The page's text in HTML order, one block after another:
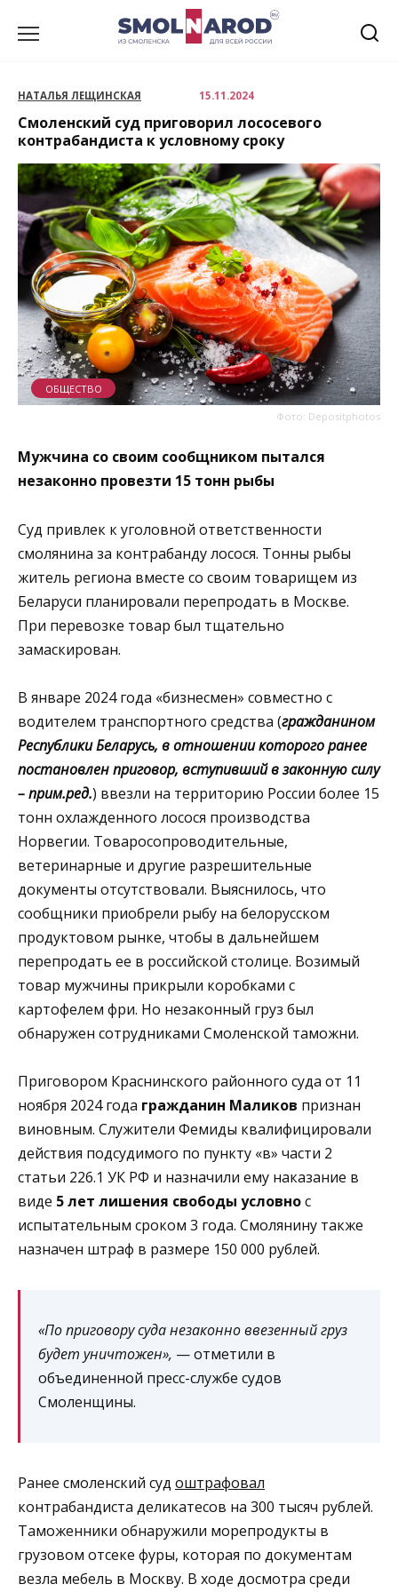
НАТАЛЬЯ ЛЕЩИНСКАЯ 15.11.2024
Смоленский суд приговорил лососевого
контрабандиста к условному сроку
Фото: Depositphotos
ОБЩЕСТВО
Мужчина со своим сообщником пытался
незаконно провезти 15 тонн рыбы
Суд привлек к уголовной ответственности
смолянина за контрабанду лосося. Тонны рыбы
житель региона вместе со своим товарищем из
Беларуси планировали перепродать в Москве.
При перевозке товар был тщательно
замаскирован.
В январе 2024 года «бизнесмен» совместно с
водителем транспортного средства (гражданином
Республики Беларусь, в отношении которого ранее
постановлен приговор, вступивший в законную силу
– прим.ред.) ввезли на территорию России более 15
тонн охлажденного лосося производства
Норвегии. Товаросопроводительные,
ветеринарные и другие разрешительные
документы отсутствовали. Выяснилось, что
сообщники приобрели рыбу на белорусском
продуктовом рынке, чтобы в дальнейшем
перепродать ее в российской столице. Возимый
товар мужчины прикрыли коробками с
картофелем фри. Но незаконный груз был
обнаружен сотрудниками Смоленской таможни.
Приговором Краснинского районного суда от 11
ноября 2024 года гражданин Маликов признан
виновным. Служители Фемиды квалифицировали
действия подсудимого по пункту «в» части 2
статьи 226.1 УК РФ и назначили ему наказание в
виде 5 лет лишения свободы условнос
испытательным сроком 3 года. Смолянину также
назначен штраф в размере 150 000 рублей.
«По приговору суда незаконно ввезенный груз
будет уничтожен», — отметили в
объединенной пресс-службе судов
Смоленщины.
Ранее смоленский суд оштрафовал
контрабандиста деликатесов на 300 тысяч рублей.
Таможенники обнаружили морепродукты в
грузовом отсеке фуры, которая по документам
везла мебель в Москву. В ходе досмотра среди